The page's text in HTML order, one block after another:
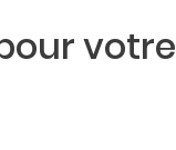
votre